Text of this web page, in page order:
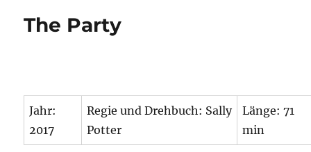
The Party
Jahr:
2017
Regie und Drehbuch: Sally
Potter
Länge: 71
min